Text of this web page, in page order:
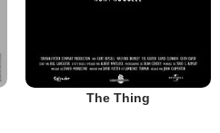
The Thing